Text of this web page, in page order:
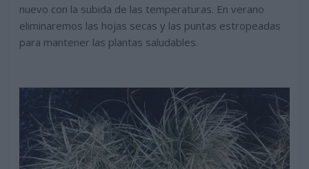
nuevo con la subida de las temperaturas. En verano
eliminaremos las hojas secas y las puntas estropeadas
para mantener las plantas saludables.